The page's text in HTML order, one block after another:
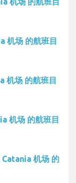
机场 的航班目
机场 的航班目
机场 的航班目
机场 的